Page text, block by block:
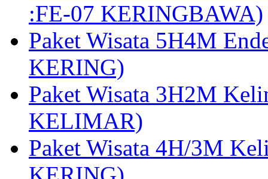
:FE-07 KERINGBAWA)
Paket Wisata 5H4M
KERING)
Paket Wisata 3H2M
KELIMAR)
Paket Wisata 4H/3M